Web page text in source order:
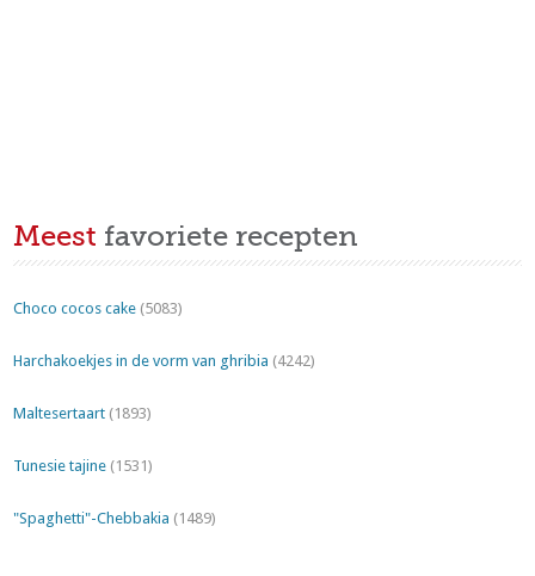
Meest favoriete recepten
Choco cocos cake (5083)
Harchakoekjes in de vorm van ghribia (4242)
Maltesertaart (1893)
Tunesie tajine (1531)
"Spaghetti"-Chebbakia (1489)